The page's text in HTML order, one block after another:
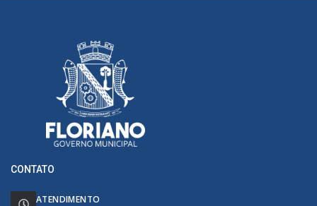
CONTATO
ATENDIMENTO